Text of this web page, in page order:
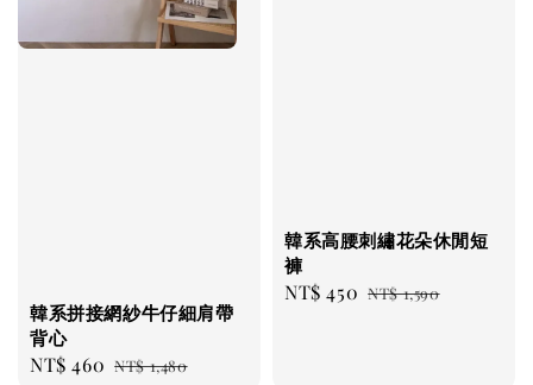
韓系拼接網紗牛仔細肩帶
背心
Sale
NT$ 460 Regular
NT$ 1,480
韓系高腰刺繡花朵休閒短
褲
Sale
NT$ 450 Regular
NT$ 1,590